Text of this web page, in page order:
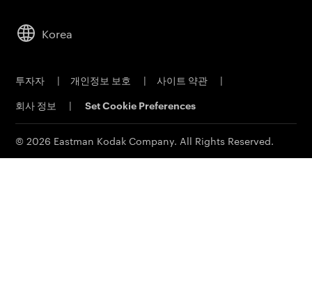
오프셋 인쇄 제품
고객 포털
영업 문의
리더십
지속 가능성
물질 안전 보건 자료
연락처
Korea
투자자 | 개인정보 보호 | 사이트 약관 |
회사 정보 | Set Cookie Preferences
© 2026 Eastman Kodak Company. All Rights Reserved.